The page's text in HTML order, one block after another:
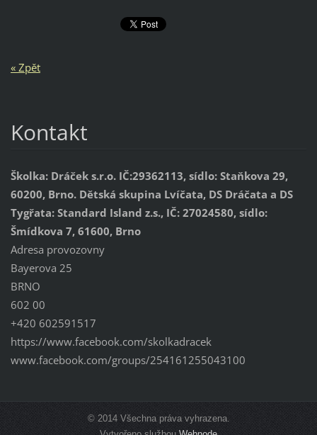
« Zpět
Kontakt
Školka: Dráček s.r.o. IČ:29362113, sídlo: Staňkova 29,
60200, Brno. Dětská skupina Lvíčata, DS Dráčata a DS
Tygřata: Standard Island z.s., IČ: 27024580, sídlo:
Šmídkova 7, 61600, Brno
Adresa provozovny
Bayerova 25
BRNO
602 00
+420 602591517
https://www.facebook.com/skolkadracek
www.facebook.com/groups/254161255043100
© 2014 Všechna práva vyhrazena.